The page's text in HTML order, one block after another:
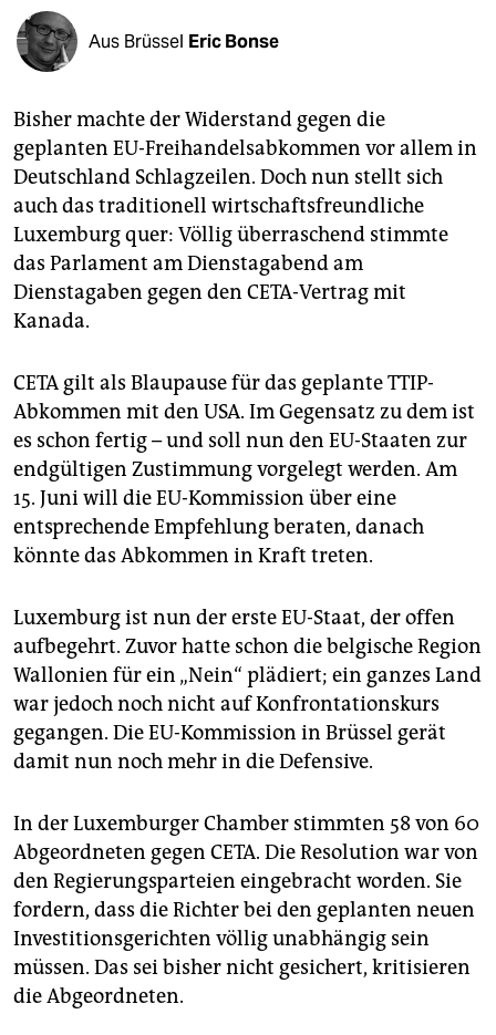
veranstaltungen
shop
unterstützen
abo
genossenschaft
epaper login
Aus Brüssel Eric Bonse
Bisher machte der Widerstand gegen die
geplanten EU-Freihandelsabkommen vor allem in
Deutschland Schlagzeilen. Doch nun stellt sich
auch das traditionell wirtschaftsfreundliche
Luxemburg quer: Völlig überraschend stimmte
das Parlament am Dienstagabend am
Dienstagaben gegen den CETA-Vertrag mit
Kanada.
CETA gilt als Blaupause für das geplante TTIP-
Abkommen mit den USA. Im Gegensatz zu dem ist
es schon fertig – und soll nun den EU-Staaten zur
endgültigen Zustimmung vorgelegt werden. Am
15. Juni will die EU-Kommission über eine
entsprechende Empfehlung beraten, danach
könnte das Abkommen in Kraft treten.
Luxemburg ist nun der erste EU-Staat, der offen
aufbegehrt. Zuvor hatte schon die belgische Region
Wallonien für ein „Nein“ plädiert; ein ganzes Land
war jedoch noch nicht auf Konfrontationskurs
gegangen. Die EU-Kommission in Brüssel gerät
damit nun noch mehr in die Defensive.
In der Luxemburger Chamber stimmten 58 von 60
Abgeordneten gegen CETA. Die Resolution war von
den Regierungsparteien eingebracht worden. Sie
fordern, dass die Richter bei den geplanten neuen
Investitionsgerichten völlig unabhängig sein
müssen. Das sei bisher nicht gesichert, kritisieren
die Abgeordneten.